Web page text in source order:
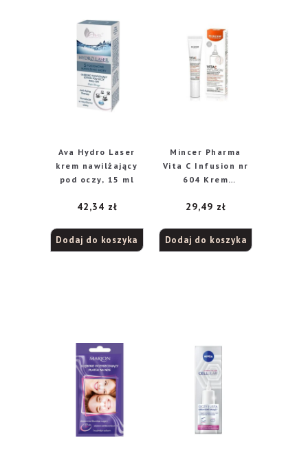
Ava Hydro Laser
krem nawilżający
pod oczy, 15 ml
42,34 zł
Dodaj do koszyka
Mincer Pharma
Vita C Infusion nr
604 Krem
oczy 15ml
29,49 zł
Dodaj do koszyka